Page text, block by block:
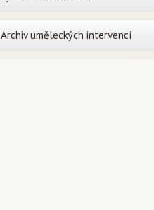
Archiv uměleckých intervencí